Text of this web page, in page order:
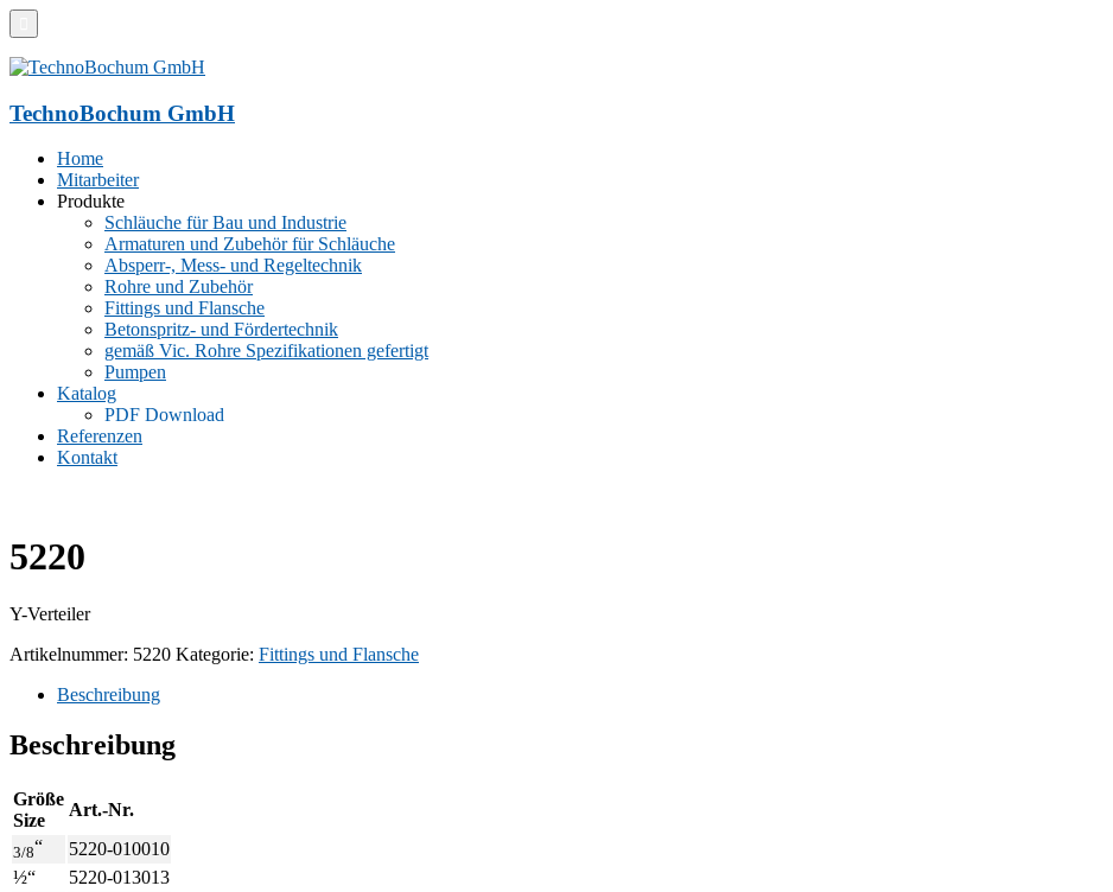
TechnoBochum GmbH
Home
Mitarbeiter
Produkte
Schläuche für Bau und Industrie
Armaturen und Zubehör für Schläuche
Absperr-, Mess- und Regeltechnik
Rohre und Zubehör
Fittings und Flansche
Betonspritz- und Fördertechnik
gemäß Vic. Rohre Spezifikationen gefertigt
Pumpen
Katalog
PDF Download
Referenzen
Kontakt
5220
Y-Verteiler
Artikelnummer: 5220 Kategorie: Fittings und Flansche
Beschreibung
Beschreibung
Größe
Size
Art.-Nr.
3/8“
5220-010010
½“
5220-013013